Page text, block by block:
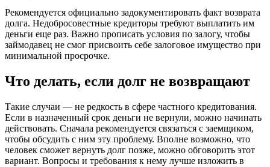
Рекомендуется официально задокументировать факт возврата
долга. Недобросовестные кредиторы требуют выплатить им
деньги еще раз. Важно прописать условия по залогу, чтобы
займодавец не смог присвоить себе залоговое имущество при
минимальной просрочке.
Что делать, если долг не возвращают
Такие случаи — не редкость в сфере частного кредитования.
Если в назначенный срок деньги не вернули, можно начинать
действовать. Сначала рекомендуется связаться с заемщиком,
чтобы обсудить с ним эту проблему. Вполне возможно, что
человек сможет вернуть долг позже, можно обговорить этот
вариант. Вопросы и требования к нему лучше изложить в